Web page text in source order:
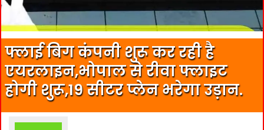
फ्लाई बिग कंपनी शुरू कर रही है
एयरलाइन,भोपाल से रीवा फ्लाइट
होगी शुरू,19 सीटर प्लेन भरेगा उड़ान.